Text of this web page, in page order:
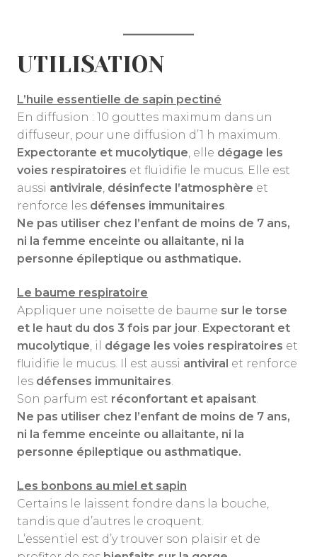
UTILISATION
L’huile essentielle de sapin pectiné
En diffusion : 10 gouttes maximum dans un
diffuseur, pour une diffusion d’1 h maximum.
Expectorante et mucolytique, elle dégage les
voies respiratoires et fluidifie le mucus. Elle est
aussi antivirale, désinfecte l’atmosphère et
renforce les défenses immunitaires.
Ne pas utiliser chez l’enfant de moins de 7 ans,
ni la femme enceinte ou allaitante, ni la
personne épileptique ou asthmatique.
Le baume respiratoire
Appliquer une noisette de baume sur le torse
et le haut du dos 3 fois par jour. Expectorant et
mucolytique, il dégage les voies respiratoires et
fluidifie le mucus. Il est aussi antiviral et renforce
les défenses immunitaires.
Son parfum est réconfortant et apaisant.
Ne pas utiliser chez l’enfant de moins de 7 ans,
ni la femme enceinte ou allaitante, ni la
personne épileptique ou asthmatique.
Les bonbons au miel et sapin
Certains le laissent fondre dans la bouche,
tandis que d’autres le croquent.
L’essentiel est d’y trouver son plaisir et de